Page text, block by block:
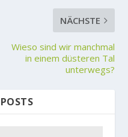
NÄCHSTE
Wieso sind wir manchmal
in einem düsteren Tal
unterwegs?